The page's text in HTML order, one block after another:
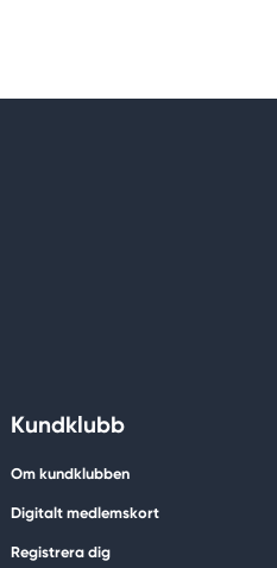
Kundklubb
Om kundklubben
Digitalt medlemskort
Registrera dig